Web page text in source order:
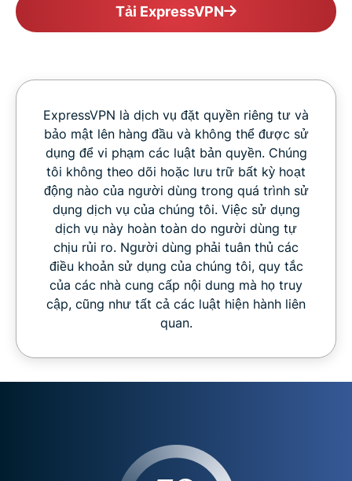
Tải ExpressVPN
ExpressVPN là dịch vụ đặt quyền riêng tư và
bảo mật lên hàng đầu và không thể được sử
dụng để vi phạm các luật bản quyền. Chúng
tôi không theo dõi hoặc lưu trữ bất kỳ hoạt
động nào của người dùng trong quá trình sử
dụng dịch vụ của chúng tôi. Việc sử dụng
dịch vụ này hoàn toàn do người dùng tự
chịu rủi ro. Người dùng phải tuân thủ các
điều khoản sử dụng của chúng tôi, quy tắc
của các nhà cung cấp nội dung mà họ truy
cập, cũng như tất cả các luật hiện hành liên
quan.